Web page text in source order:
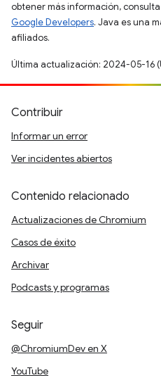
obtener más información,
Google Developers. Java es una
afiliados.
Última actualización: 2024-05-16
Contribuir
Informar un error
Ver incidentes abiertos
Contenido relacionado
Actualizaciones de Chromium
Casos de éxito
Archivar
Podcasts y programas
Seguir
@ChromiumDev en X
YouTube